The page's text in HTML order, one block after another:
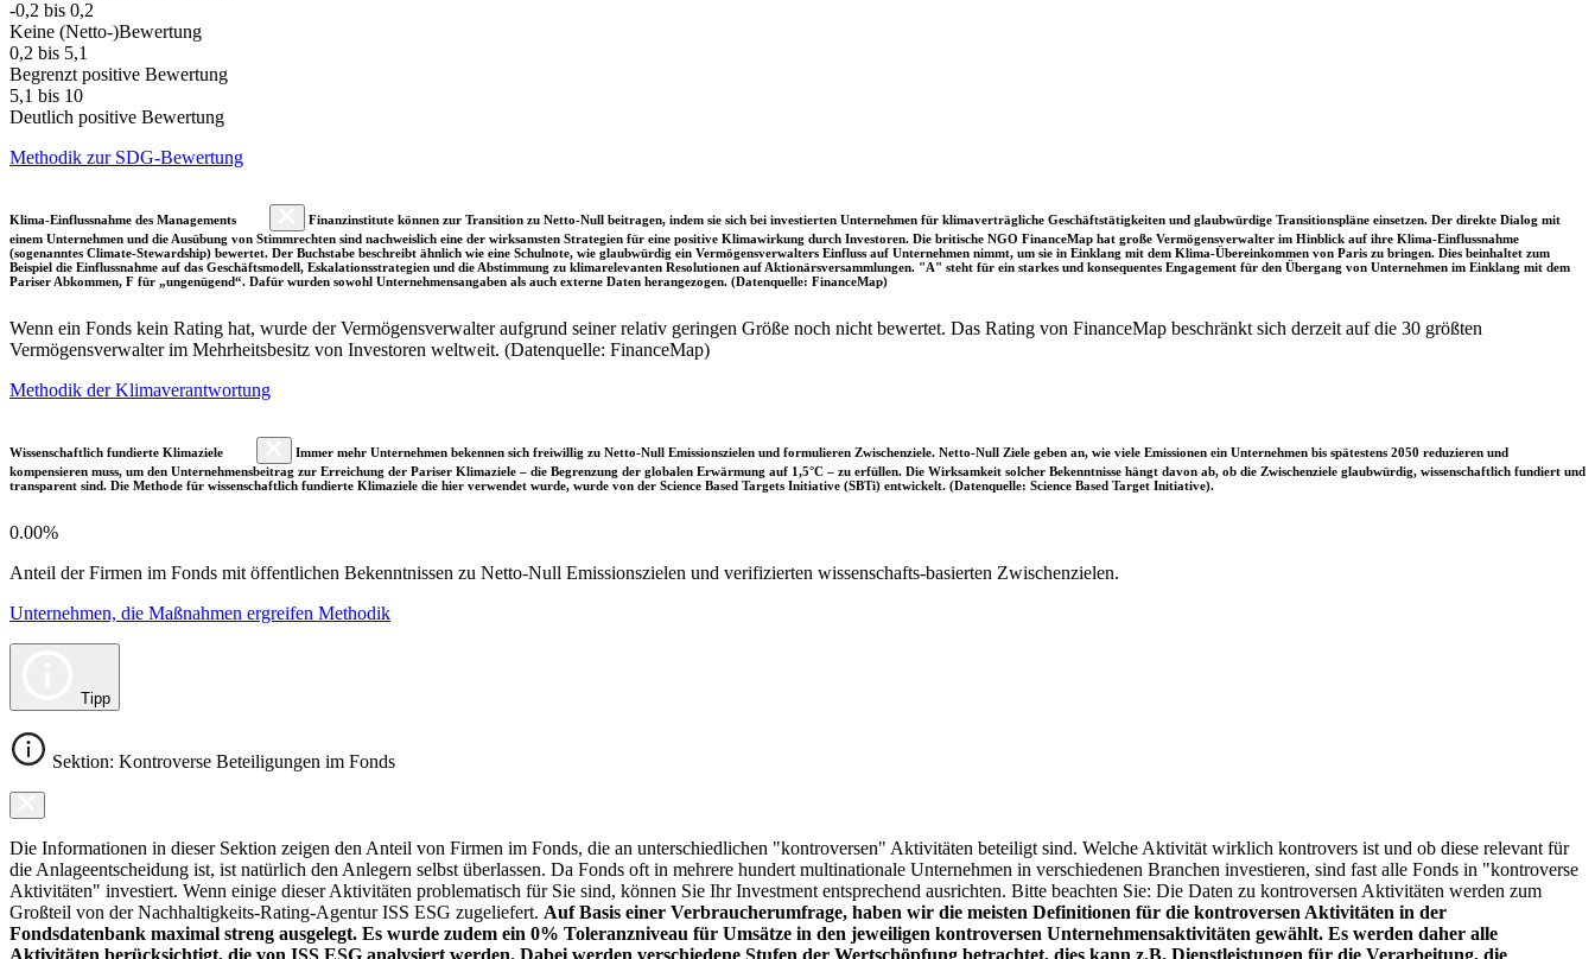
-0,2 bis 0,2
Keine (Netto-)Bewertung
0,2 bis 5,1
Begrenzt positive Bewertung
5,1 bis 10
Deutlich positive Bewertung
Methodik zur SDG-Bewertung
Klima-Einflussnahme des Managements
Finanzinstitute können zur Transition zu Netto-Null beitragen, indem sie sich bei investierten Unternehmen für klimaverträgliche Geschäftstätigkeiten und glaubwürdige Transitionspläne einsetzen. Der direkte Dialog mit
einem Unternehmen und die Ausübung von Stimmrechten sind nachweislich eine der wirksamsten Strategien für eine positive Klimawirkung durch Investoren. Die britische NGO FinanceMap hat große Vermögensverwalter im Hinblick auf ihre Klima-Einflussnahme
(sogenanntes Climate-Stewardship) bewertet. Der Buchstabe beschreibt ähnlich wie eine Schulnote, wie glaubwürdig ein Vermögensverwalters Einfluss auf Unternehmen nimmt, um sie in Einklang mit dem Klima-Übereinkommen von Paris zu bringen. Dies beinhaltet zum
Beispiel die Einflussnahme auf das Geschäftsmodell, Eskalationsstrategien und die Abstimmung zu klimarelevanten Resolutionen auf Aktionärsversammlungen. "A" steht für ein starkes und konsequentes Engagement für den Übergang von Unternehmen im Einklang mit dem
Pariser Abkommen, F für „ungenügend“. Dafür wurden sowohl Unternehmensangaben als auch externe Daten herangezogen. (Datenquelle: FinanceMap)
Wenn ein Fonds kein Rating hat, wurde der Vermögensverwalter aufgrund seiner relativ geringen Größe noch nicht bewertet. Das Rating von FinanceMap beschränkt sich derzeit auf die 30 größten
Vermögensverwalter im Mehrheitsbesitz von Investoren weltweit. (Datenquelle: FinanceMap)
Methodik der Klimaverantwortung
Wissenschaftlich fundierte Klimaziele
Immer mehr Unternehmen bekennen sich freiwillig zu Netto-Null Emissionszielen und formulieren Zwischenziele. Netto-Null Ziele geben an, wie viele Emissionen ein Unternehmen bis spätestens 2050 reduzieren und
kompensieren muss, um den Unternehmensbeitrag zur Erreichung der Pariser Klimaziele – die Begrenzung der globalen Erwärmung auf 1,5°C – zu erfüllen. Die Wirksamkeit solcher Bekenntnisse hängt davon ab, ob die Zwischenziele glaubwürdig, wissenschaftlich fundiert und
transparent sind. Die Methode für wissenschaftlich fundierte Klimaziele die hier verwendet wurde, wurde von der Science Based Targets Initiative (SBTi) entwickelt. (Datenquelle: Science Based Target Initiative).
0.00%
Anteil der Firmen im Fonds mit öffentlichen Bekenntnissen zu Netto-Null Emissionszielen und verifizierten wissenschafts-basierten Zwischenzielen.
Unternehmen, die Maßnahmen ergreifen Methodik
Tipp
Sektion: Kontroverse Beteiligungen im Fonds
Die Informationen in dieser Sektion zeigen den Anteil von Firmen im Fonds, die an unterschiedlichen "kontroversen" Aktivitäten beteiligt sind. Welche Aktivität wirklich kontrovers ist und ob diese relevant für
die Anlageentscheidung ist, ist natürlich den Anlegern selbst überlassen. Da Fonds oft in mehrere hundert multinationale Unternehmen in verschiedenen Branchen investieren, sind fast alle Fonds in "kontroverse
Aktivitäten" investiert. Wenn einige dieser Aktivitäten problematisch für Sie sind, können Sie Ihr Investment entsprechend ausrichten. Bitte beachten Sie: Die Daten zu kontroversen Aktivitäten werden zum
Großteil von der Nachhaltigkeits-Rating-Agentur ISS ESG zugeliefert. Auf Basis einer Verbraucherumfrage, haben wir die meisten Definitionen für die kontroversen Aktivitäten in der
Fondsdatenbank maximal streng ausgelegt. Es wurde zudem ein 0% Toleranzniveau für Umsätze in den jeweiligen kontroversen Unternehmensaktivitäten gewählt. Es werden daher alle
Aktivitäten berücksichtigt, die von ISS ESG analysiert werden. Dabei werden verschiedene Stufen der Wertschöpfung betrachtet, dies kann z.B. Dienstleistungen für die Verarbeitung, die